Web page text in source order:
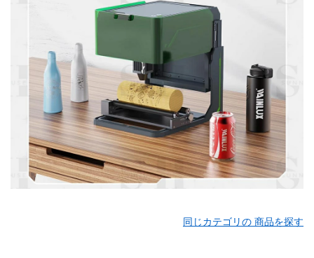
同じカテゴリの 商品を探す